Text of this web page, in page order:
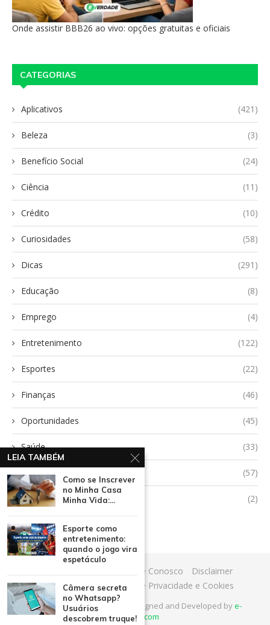
Onde assistir BBB26 ao vivo: opções gratuitas e oficiais
CATEGORIAS
Aplicativos (421)
Beleza (3)
Benefício Social (24)
Ciência (11)
Crédito (10)
Curiosidades (58)
Dicas (291)
Educação (8)
Emprego (4)
Entretenimento (122)
Esportes (22)
Finanças (46)
Oportunidades (45)
Saúde (33)
Tecnologia (57)
Uncategorized (2)
Fale Conosco
Disclaimer
Termos de Uso
Política de Privacidade e Cookies
@2025 - All Right Reserved. Designed and Developed bye-
verdade.com
LEIA TAMBÉM
Como se Inscrever
no Minha Casa
Minha Vida:...
Esporte como
entretenimento:
quando o jogo vira
espetáculo
Câmera secreta
no Whatsapp?
Usuários
descobrem truque!